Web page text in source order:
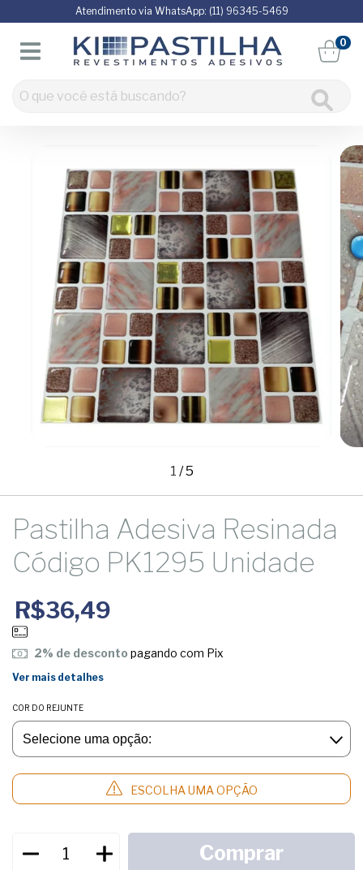
Atendimento via WhatsApp: (11) 96345-5469
0
1 /5
Pastilha Adesiva Resinada
Código PK1295 Unidade
R$36,49
2% de desconto pagando com Pix
Ver mais detalhes
COR DO REJUNTE
ESCOLHA UMA OPÇÃO